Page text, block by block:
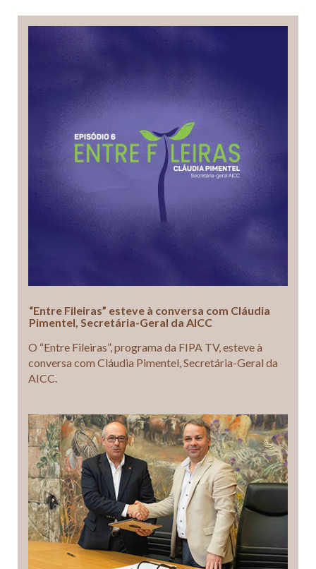
“Entre Fileiras” esteve à conversa com Cláudia
Pimentel, Secretária-Geral da AICC
O “Entre Fileiras”, programa da FIPA TV, esteve à
conversa com Cláudia Pimentel, Secretária-Geral da
AICC.